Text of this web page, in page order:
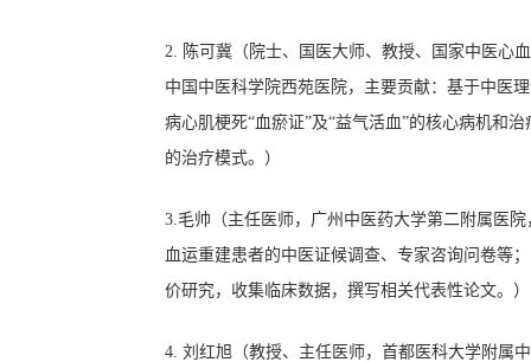
2. 陈可冀（院士、国医大师、 教授、
国家中医心
中国中医科学院西苑医院， 主要贡献：基于中医
病心肌梗死“血瘀证”及“益气活血”的核心病机和
的治疗模式。）
3.毛帅 （主任医师，广州中医药大学第二附属医院
血运重建患者的中医证候调查、专家咨询问卷等
价研究，收集临床数据，撰写相关代表性论文。 ）
4. 刘红旭（教授、 主任医师 ， 首都医科大学附属